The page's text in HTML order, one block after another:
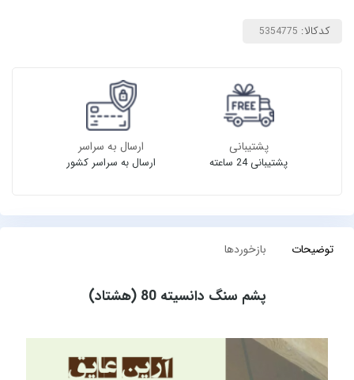
کدکالا:
پشتیبانی
پشتیبانی 24 ساعته
ارسال به سراسر
ارسال به سراسر کشور
توضیحات بازخوردها
پشم سنگ دانسیته 80 (هشتاد)